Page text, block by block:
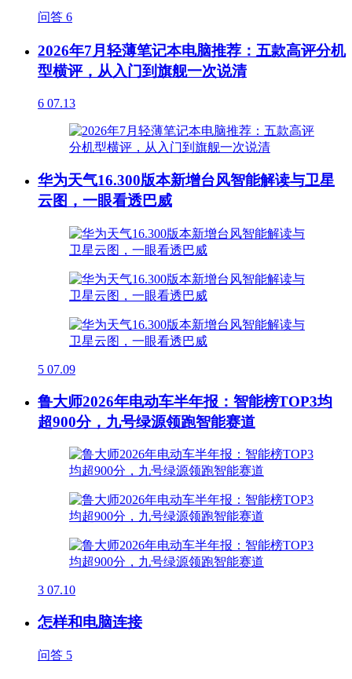
问答 6
2026年7月轻薄笔记本电脑推荐：五款高评分机
型横评，从入门到旗舰一次说清
6 07.13
华为天气16.300版本新增台风智能解读与卫星
云图，一眼看透巴威
5 07.09
鲁大师2026年电动车半年报：智能榜TOP3均
超900分，九号绿源领跑智能赛道
3 07.10
怎样和电脑连接
问答 5